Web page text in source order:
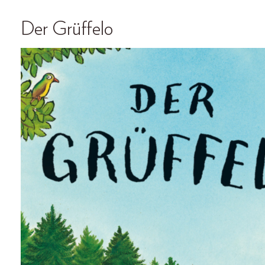
Der Grüffelo